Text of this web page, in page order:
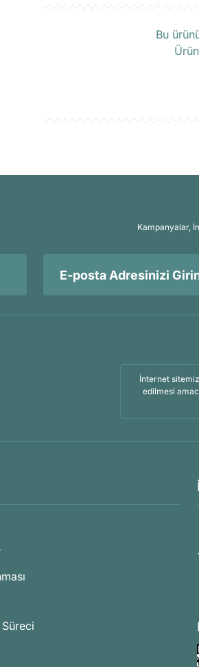
Bu
Kampanyalar,
İnternet
edilmesi